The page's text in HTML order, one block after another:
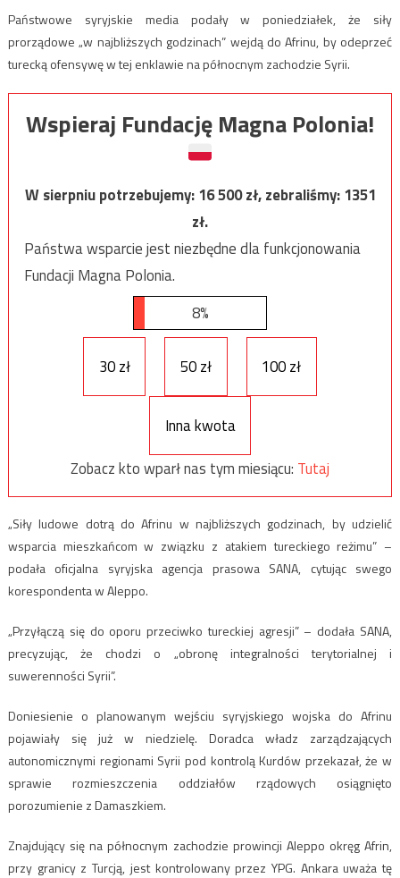
Państwowe syryjskie media podały w poniedziałek, że siły
prorządowe „w najbliższych godzinach” wejdą do Afrinu, by odeprzeć
turecką ofensywę w tej enklawie na północnym zachodzie Syrii.
Wspieraj Fundację Magna Polonia!
W sierpniu potrzebujemy:16 500zł, zebraliśmy:1351
zł.
Państwa wsparcie jest niezbędne dla funkcjonowania
Fundacji Magna Polonia.
8%
30 zł 50 zł 100 zł
Inna kwota
Zobacz kto wparł nas tym miesiącu: Tutaj
„Siły ludowe dotrą do Afrinu w najbliższych godzinach, by udzielić
wsparcia mieszkańcom w związku z atakiem tureckiego reżimu” –
podała oficjalna syryjska agencja prasowa SANA, cytując swego
korespondenta w Aleppo.
„Przyłączą się do oporu przeciwko tureckiej agresji” – dodała SANA,
precyzując, że chodzi o „obronę integralności terytorialnej i
suwerenności Syrii”.
Doniesienie o planowanym wejściu syryjskiego wojska do Afrinu
pojawiały się już w niedzielę. Doradca władz zarządzających
autonomicznymi regionami Syrii pod kontrolą Kurdów przekazał, że w
sprawie rozmieszczenia oddziałów rządowych osiągnięto
porozumienie z Damaszkiem.
Znajdujący się na północnym zachodzie prowincji Aleppo okręg Afrin,
przy granicy z Turcją, jest kontrolowany przez YPG. Ankara uważa tę